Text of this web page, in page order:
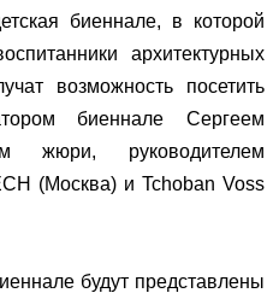
биеннале, в которой
архитектурных
возможность посетить
биеннале Сергеем
жюри, руководителем
(Москва) и Tchoban Voss
будут представлены